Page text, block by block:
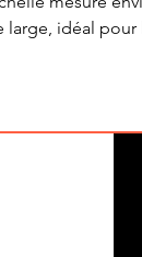
large, idéal pour